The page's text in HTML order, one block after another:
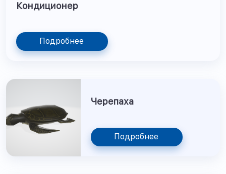
Кондиционер
Подробнее
Черепаха
Подробнее